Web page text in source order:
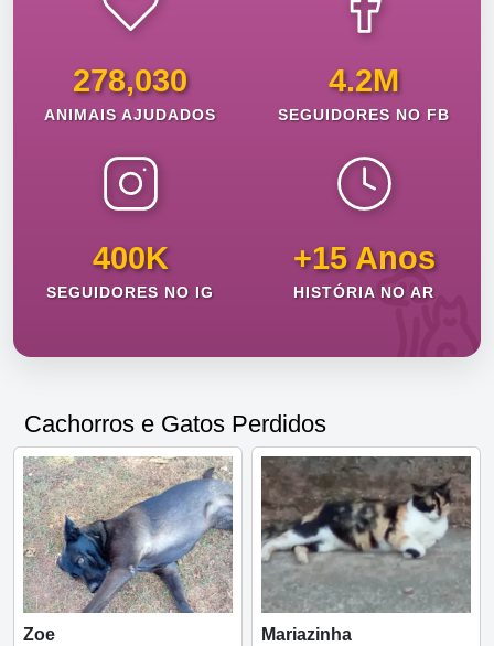
278,030
ANIMAIS AJUDADOS
4.2M
SEGUIDORES NO FB
400K
SEGUIDORES NO IG
+15 Anos
HISTÓRIA NO AR
Cachorros e Gatos Perdidos
Zoe
Mariazinha